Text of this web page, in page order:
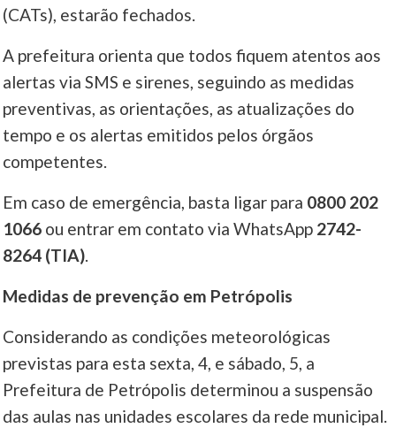
(CATs), estarão fechados.
A prefeitura orienta que todos fiquem atentos aos
alertas via SMS e sirenes, seguindo as medidas
preventivas, as orientações, as atualizações do
tempo e os alertas emitidos pelos órgãos
competentes.
Em caso de emergência, basta ligar para 0800 202
1066 ou entrar em contato via WhatsApp 2742-
8264 (TIA).
Medidas de prevenção em Petrópolis
Considerando as condições meteorológicas
previstas para esta sexta, 4, e sábado, 5, a
Prefeitura de Petrópolis determinou a suspensão
das aulas nas unidades escolares da rede municipal.